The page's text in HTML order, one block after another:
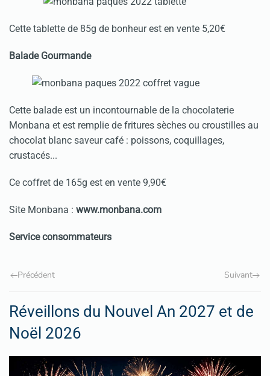
Cette tablette de 85g de bonheur est en vente 5,20€
Balade Gourmande
Cette balade est un incontournable de la chocolaterie
Monbana et est remplie de fritures sèches ou croustilles au
chocolat blanc saveur café : poissons, coquillages,
crustacés...
Ce coffret de 165g est en vente 9,90€
Site Monbana : www.monbana.com
Service consommateurs
Précédent Suivant
Réveillons du Nouvel An 2027 et de
Noël 2026